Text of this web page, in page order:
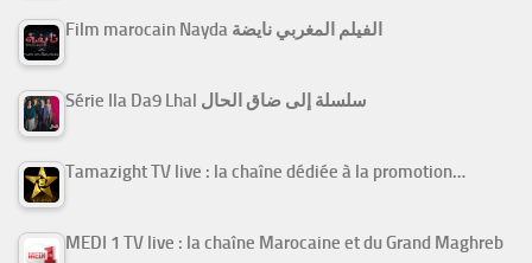
Film marocain Nayda الفيلم المغربي نايضة
Série Ila Da9 Lhal سلسلة إلى ضاق الحال
Tamazight TV live : la chaîne dédiée à la promotion…
MEDI 1 TV live : la chaîne Marocaine et du Grand Maghreb